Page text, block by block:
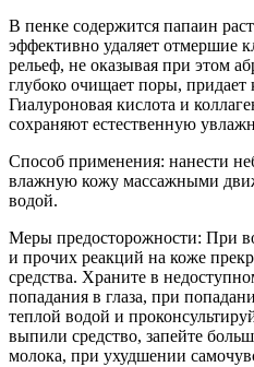
В пенке содержится папаин
эффективно удаляет отмершие
рельеф, не оказывая при этом
глубоко очищает поры, придает
Гиалуроновая кислота и
сохраняют естественную
Способ применения: нанести
влажную кожу массажными
водой.
Меры предосторожности: При
и прочих реакций на коже
средства. Храните в
попадания в глаза, при
теплой водой и
выпили средство, запейте
молока, при ухудшении